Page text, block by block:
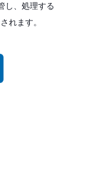
し、処理する
れます。